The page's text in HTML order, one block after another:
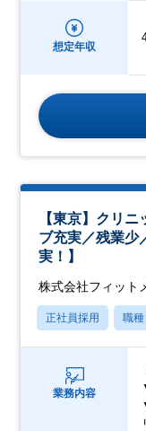
想定年収
【東京】クリ
ブ充実／残業少
実！】
株式会社フィット
正社員採用 職
業務内容